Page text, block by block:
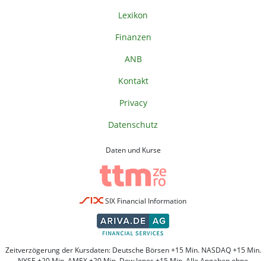
Lexikon
Finanzen
ANB
Kontakt
Privacy
Datenschutz
Daten und Kurse
SIX Financial Information
Zeitverzögerung der Kursdaten: Deutsche Börsen +15 Min. NASDAQ +15 Min.